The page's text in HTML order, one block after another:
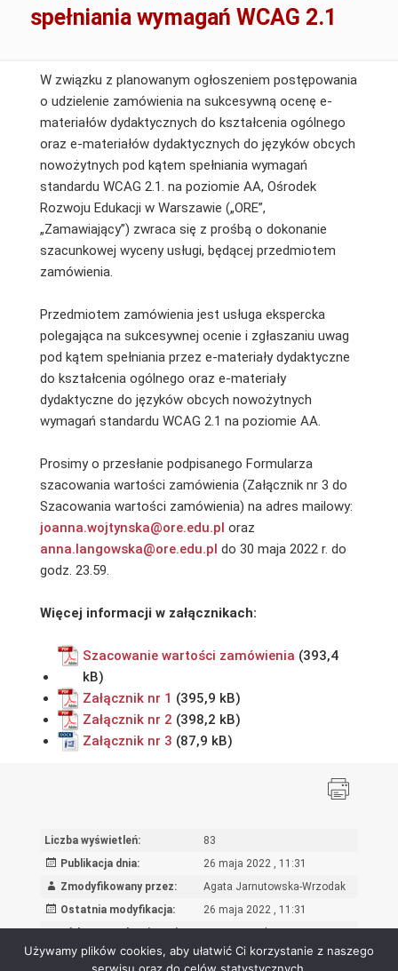
spełniania wymagań WCAG 2.1
W związku z planowanym ogłoszeniem postępowania
o udzielenie zamówienia na sukcesywną ocenę e-
materiałów dydaktycznych do kształcenia ogólnego
oraz e-materiałów dydaktycznych do języków obcych
nowożytnych pod kątem spełniania wymagań
standardu WCAG 2.1. na poziomie AA, Ośrodek
Rozwoju Edukacji w Warszawie („ORE”,
„Zamawiający”) zwraca się z prośbą o dokonanie
szacunkowej wyceny usługi, będącej przedmiotem
zamówienia.
Przedmiotem zamówienia jest usługa ekspercka
polegająca na sukcesywnej ocenie i zgłaszaniu uwag
pod kątem spełniania przez e-materiały dydaktyczne
do kształcenia ogólnego oraz e-materiały
dydaktyczne do języków obcych nowożytnych
wymagań standardu WCAG 2.1 na poziomie AA.
Prosimy o przesłanie podpisanego Formularza
szacowania wartości zamówienia (Załącznik nr 3 do
Szacowania wartości zamówienia) na adres mailowy:
joanna.wojtynska@ore.edu.pl oraz
anna.langowska@ore.edu.pl do 30 maja 2022 r. do
godz. 23.59.
Więcej informacji w załącznikach:
Szacowanie wartości zamówienia
Załącznik nr 1
Załącznik nr 2
Załącznik nr 3
Liczba wyświetleń:
83
Publikacja dnia:
26 maja 2022 , 11:31
Zmodyfikowany przez:
Agata Jarnutowska-Wrzodak
Ostatnia modyfikacja:
26 maja 2022 , 11:31
Używamy plików cookies, aby ułatwić Ci korzystanie z naszego